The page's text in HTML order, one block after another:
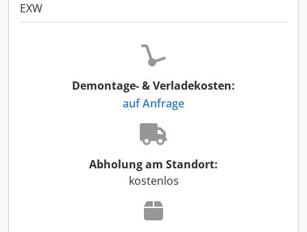
EXW
Demontage- & Verladekosten:
auf Anfrage
Abholung am Standort:
kostenlos